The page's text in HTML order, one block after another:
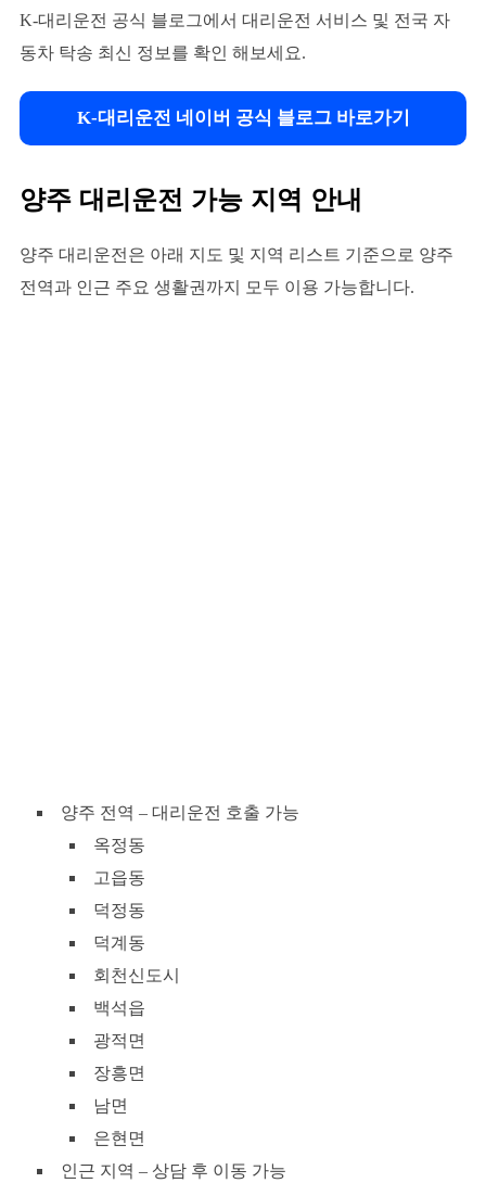
K-대리운전 공식 블로그에서 대리운전 서비스 및 전국 자
동차 탁송 최신 정보를 확인 해보세요.
K-대리운전 네이버 공식 블로그 바로가기
양주 대리운전 가능 지역 안내
양주 대리운전은 아래 지도 및 지역 리스트 기준으로 양주
전역과 인근 주요 생활권까지 모두 이용 가능합니다.
양주 전역 – 대리운전 호출 가능
옥정동
고읍동
덕정동
덕계동
회천신도시
백석읍
광적면
장흥면
남면
은현면
인근 지역 – 상담 후 이동 가능